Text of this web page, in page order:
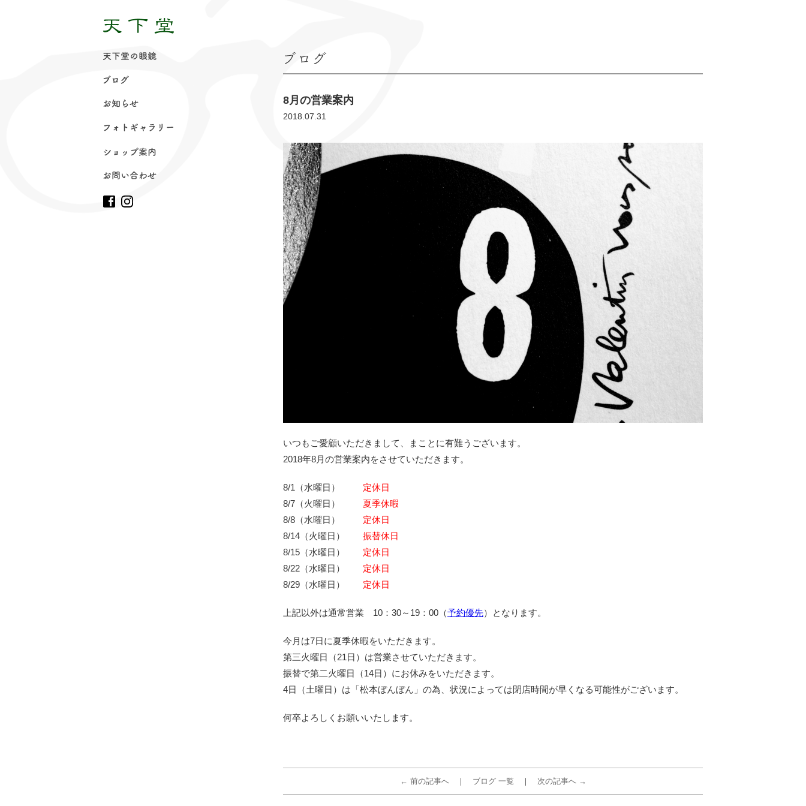
鏡
グ
せ
ー
せ
8月の営業案内
2018.07.31
いつもご愛顧いただきまして、まことに有難うございます。
2018年8月の営業案内をさせていただきます。
8/1（水曜日） 定休日
8/7（火曜日） 夏季休暇
8/8（水曜日） 定休日
8/14（火曜日） 振替休日
8/15（水曜日） 定休日
8/22（水曜日） 定休日
8/29（水曜日） 定休日
上記以外は通常営業 10：30～19：00（予約優先）となります。
今月は7日に夏季休暇をいただきます。
第三火曜日（21日）は営業させていただきます。
振替で第二火曜日（14日）にお休みをいただきます。
4日（土曜日）は「松本ぼんぼん」の為、状況によっては閉店時間が早くなる可能性がございます。
何卒よろしくお願いいたします。
← 前の記事へ ブログ 一覧 次の記事へ →